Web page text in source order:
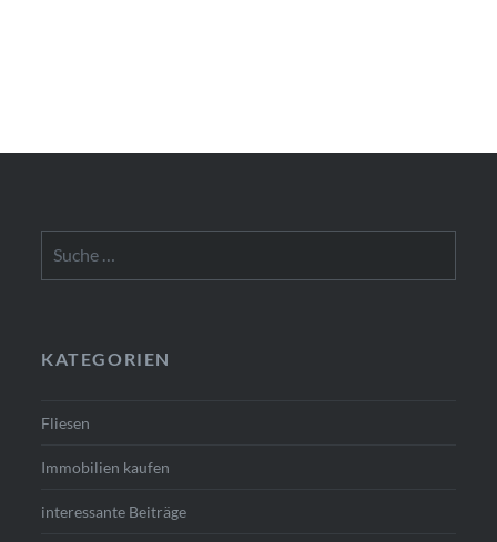
nach:
KATEGORIEN
Fliesen
Immobilien kaufen
interessante Beiträge